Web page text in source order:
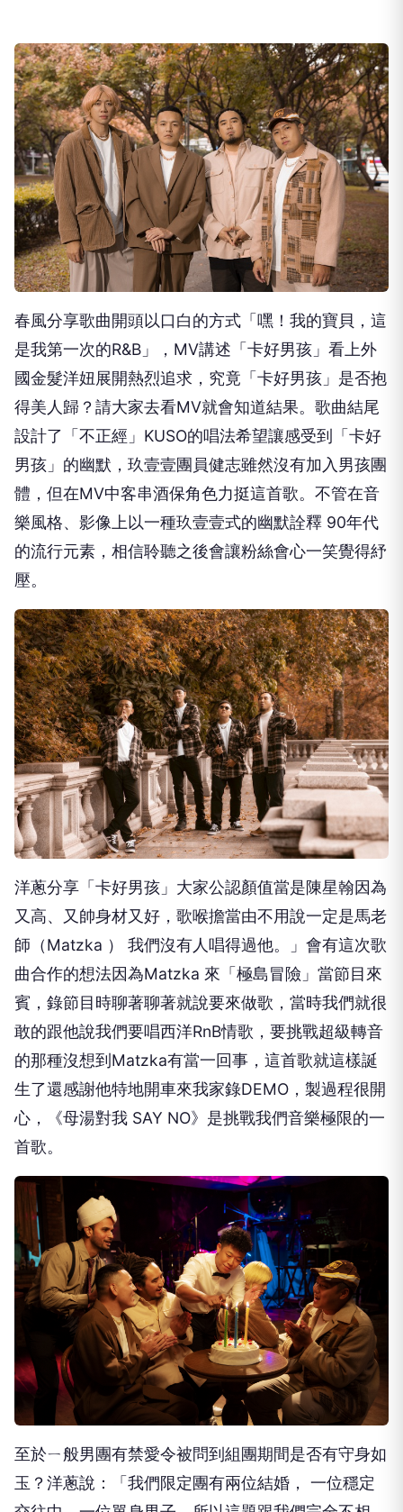
春風分享歌曲開頭以口白的方式「嘿！我的寶貝， 這
是我第一次的R&B」，MV講述「卡好男孩」 看上外
國金髮洋妞展開熱烈追求，究竟「卡好男孩」 是否抱
得美人歸？請大家去看MV就會知道結果。歌曲結尾
設計了「 不正經」KUSO的唱法希望讓感受到「卡好
男孩」的幽默， 玖壹壹團員健志雖然沒有加入男孩團
體， 但在MV中客串酒保角色力挺這首歌。不管在音
樂風格、 影像上以一種玖壹壹式的幽默詮釋 90年代
的流行元素，相信聆聽之後會讓粉絲會心一笑覺得紓
壓。
洋蔥分享「卡好男孩」大家公認顏值當是陳星翰因為
又高、 又帥身材又好，歌喉擔當由不用說一定是馬老
師（Matzka ） 我們沒有人唱得過他。」會有這次歌
曲合作的想法因為Matzka 來「極島冒險」當節目來
賓，錄節目時聊著聊著就說要來做歌， 當時我們就很
敢的跟他說我們要唱西洋RnB情歌， 要挑戰超級轉音
的那種沒想到Matzka有當一回事， 這首歌就這樣誕
生了還感謝他特地開車來我家錄DEMO， 製過程很開
心，《母湯對我 SAY NO》是挑戰我們音樂極限的一
首歌。
至於ㄧ般男團有禁愛令被問到組團期間是否有守身如
玉？洋蔥說：「 我們限定團有兩位結婚， 一位穩定